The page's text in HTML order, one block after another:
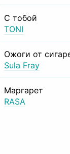
С тобой
TONI
Ожоги от
Sula Fray
Маргарет
RASA